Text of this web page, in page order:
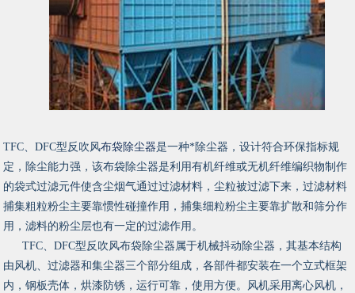
TFC、DFC型反吹风布袋除尘器是一种*除尘器，设计符合环保指标规
定，除尘能力强，该布袋除尘器是利用有机纤维或无机纤维编织物制作
的袋式过滤元件使含尘烟气通过过滤材料，尘粒被过滤下来，过滤材料
捕集粗粒粉尘主要靠惯性碰撞作用，捕集细粒粉尘主要靠扩散和筛分作
用，滤料的粉尘层也有一定的过滤作用。
TFC、DFC型反吹风布袋除尘器属于机械抖动除尘器，其基本结构
由风机、过滤器和集尘器三个部分组成，各部件都安装在一个立式框架
内，钢板壳体，烘漆防锈，运行可靠，使用方便。风机采用离心风机，